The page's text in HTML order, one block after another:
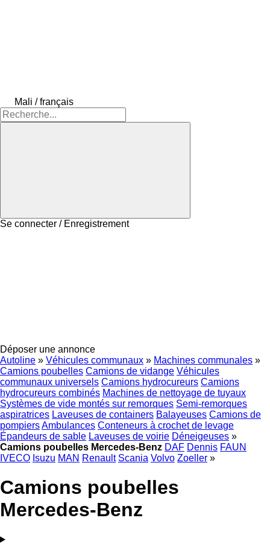
Mali / français
Se connecter / Enregistrement
Déposer une annonce
Autoline » Véhicules communaux » Machines communales »
Camions poubelles Camions de vidange Véhicules
communaux universels Camions hydrocureurs Camions
hydrocureurs combinés Machines de nettoyage de tuyaux
Systèmes de vide montés sur remorques Semi-remorques
aspiratrices Laveuses de containers Balayeuses Camions de
pompiersAmbulances Conteneurs à crochet de levage
Épandeurs de sable Laveuses de voirie Déneigeuses »
Camions poubelles Mercedes-Benz DAF Dennis FAUN
IVECO Isuzu MAN Renault Scania Volvo Zoeller »
Camions poubelles
Mercedes-Benz